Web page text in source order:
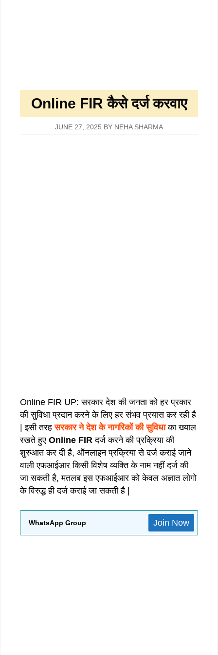
Online FIR कैसे दर्ज करवाए
JUNE 27, 2025 BY NEHA SHARMA
Online FIR UP: सरकार देश की जनता को हर प्रकार
की सुविधा प्रदान करने के लिए हर संभव प्रयास कर रही है
| इसी तरहसरकार ने देश के नागरिकों की सुविधाका ख्याल
रखते हुए Online FIRदर्ज करने की प्रक्रिया की
शुरुआत कर दी है, ऑनलाइन प्रक्रिया से दर्ज कराई जाने
वाली एफआईआर किसी विशेष व्यक्ति के नाम नहीं दर्ज की
जा सकती है, मतलब इस एफआईआर को केवल अज्ञात लोगो
के विरुद्ध ही दर्ज कराई जा सकती है |
WhatsApp Group Join Now